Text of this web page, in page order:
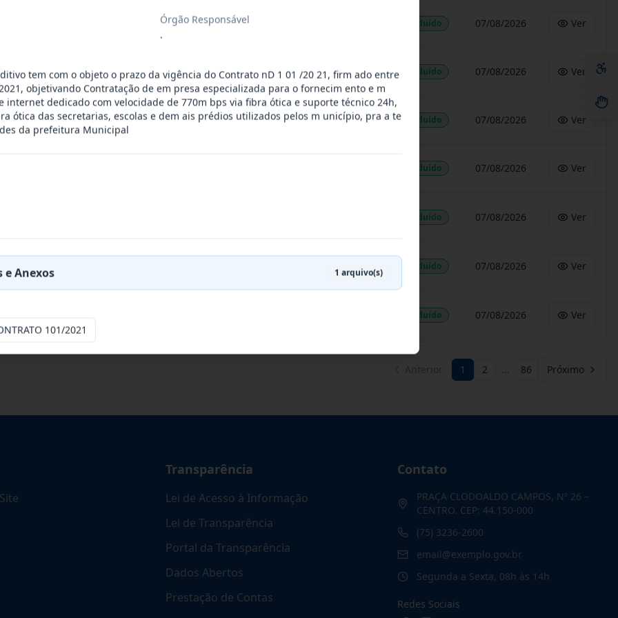
contrato a Aquisição De Kit Lúd... Concluído 07/08/2026 Ver
De Serviços De Artistas Locais: Art... Concluído 07/08/2026 Ver
ESPECIALIZADA PARA FORNECIMENTO E IMP... Concluído 07/08/2026 Ver
Concluído 07/08/2026 Ver
mecânicas especializada para pres Concluído 07/08/2026 Ver
mecânicas especializada para pres Concluído 07/08/2026 Ver
Concluído 07/08/2026 Ver
1 2 … 86 Próximo
Transparência
Lei de Acesso à Informação
Lei de Transparência
Portal da Transparência
Dados Abertos
Prestação de Contas
Contato
PRAÇA CLODOALDO CAMPOS, Nº 26 –
CENTRO. CEP: 44.150-000
(75) 3236-2600
email@exemplo.gov.br
Segunda a Sexta, 08h às 14h
Redes Sociais
Órgão Responsável
.
tem com o objeto o prazo da vigência do Contrato nD 1 01 /20 21, firm ado entre
objetivando Contratação de em presa especializada para o fornecim ento e m
internet dedicado com velocidade de 770m bps via fibra ótica e suporte técnico 24h,
ótica das secretarias, escolas e dem ais prédios utilizados pelos m unicípio, pra a te
da prefeitura Municipal
e Anexos 1 arquivo(s)
101/2021